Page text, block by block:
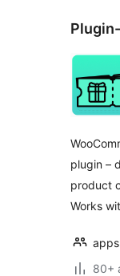
plugin –
product
Works
80+